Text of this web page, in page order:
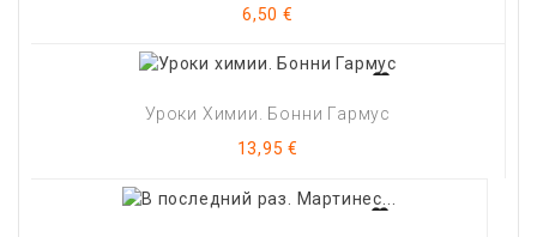
Цена
6,50 €
Уроки Химии. Бонни Гармус
Цена
13,95 €